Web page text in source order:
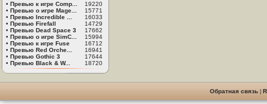
• Превью к игре Comp...
19220
• Превью о игре Mage...
15771
• Превью Incredible ...
16033
• Превью Firefall
14729
• Превью Dead Space 3
17662
• Превью о игре SimC...
15994
• Превью к игре Fuse
16712
• Превью Red Orche...
16941
• Превью Gothic 3
17644
• Превью Black & W... 18720
Обратная связь